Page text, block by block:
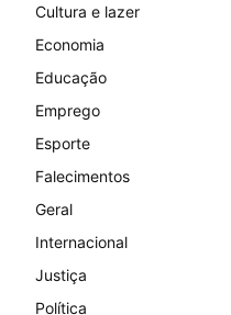
Cultura e lazer
Economia
Educação
Emprego
Esporte
Falecimentos
Geral
Internacional
Justiça
Política